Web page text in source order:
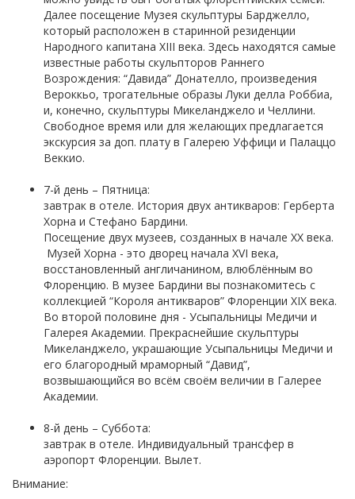
Далее посещение Музея скульптуры Барджелло,
который расположен в старинной резиденции
Народного капитана XIII века. Здесь находятся самые
известные работы скульпторов Раннего
Возрождения: “Давида” Донателло, произведения
Вероккьо, трогательные образы Луки делла Роббиа,
и, конечно, скульптуры Микеланджело и Челлини.
Свободное время или для желающих предлагается
экскурсия за доп. плату в Галерею Уффици и Палаццо
Веккио.
7-й день – Пятница:
завтрак в отеле. История двух антикваров: Герберта
Хорна и Стефано Бардини.
Посещение двух музеев, созданных в начале XX века.
Музей Хорна - это дворец начала XVI века,
восстановленный англичанином, влюблённым во
Флоренцию. В музее Бардини вы познакомитесь с
коллекцией “Короля антикваров” Флоренции XIX века.
Во второй половине дня - Усыпальницы Медичи и
Галерея Академии. Прекраснейшие скульптуры
Микеланджело, украшающие Усыпальницы Медичи и
его благородный мраморный “Давид”,
возвышающийся во всём своём величии в Галерее
Академии.
8-й день – Суббота:
завтрак в отеле. Индивидуальный трансфер в
аэропорт Флоренции. Вылет.
Внимание: